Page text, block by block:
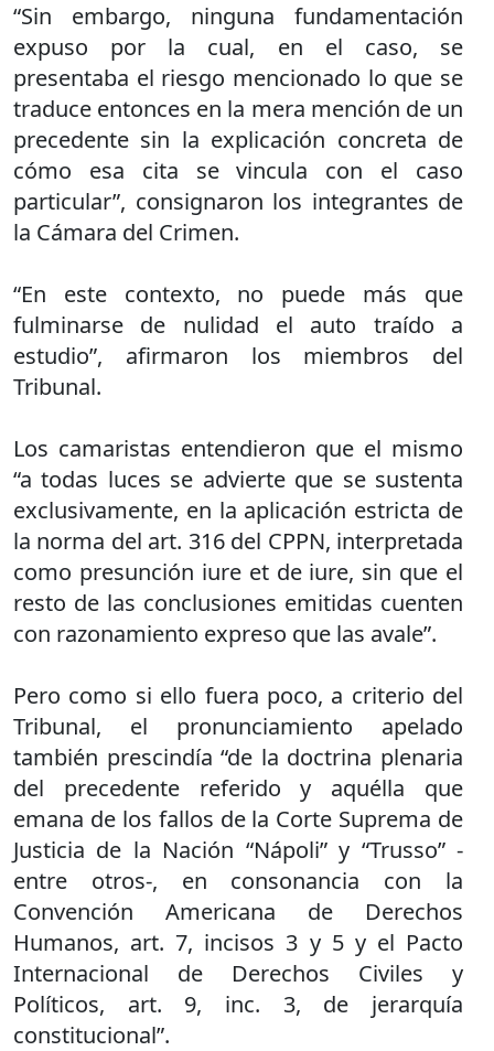
“Sin embargo, ninguna fundamentación
expuso por la cual, en el caso, se
presentaba el riesgo mencionado lo que se
traduce entonces en la mera mención de un
precedente sin la explicación concreta de
cómo esa cita se vincula con el caso
particular”, consignaron los integrantes de
la Cámara del Crimen.
“En este contexto, no puede más que
fulminarse de nulidad el auto traído a
estudio”, afirmaron los miembros del
Tribunal.
Los camaristas entendieron que el mismo
“a todas luces se advierte que se sustenta
exclusivamente, en la aplicación estricta de
la norma del art. 316 del CPPN, interpretada
como presunción iure et de iure, sin que el
resto de las conclusiones emitidas cuenten
con razonamiento expreso que las avale”.
Pero como si ello fuera poco, a criterio del
Tribunal, el pronunciamiento apelado
también prescindía “de la doctrina plenaria
del precedente referido y aquélla que
emana de los fallos de la Corte Suprema de
Justicia de la Nación “Nápoli” y “Trusso” -
entre otros-, en consonancia con la
Convención Americana de Derechos
Humanos, art. 7, incisos 3 y 5 y el Pacto
Internacional de Derechos Civiles y
Políticos, art. 9, inc. 3, de jerarquía
constitucional”.